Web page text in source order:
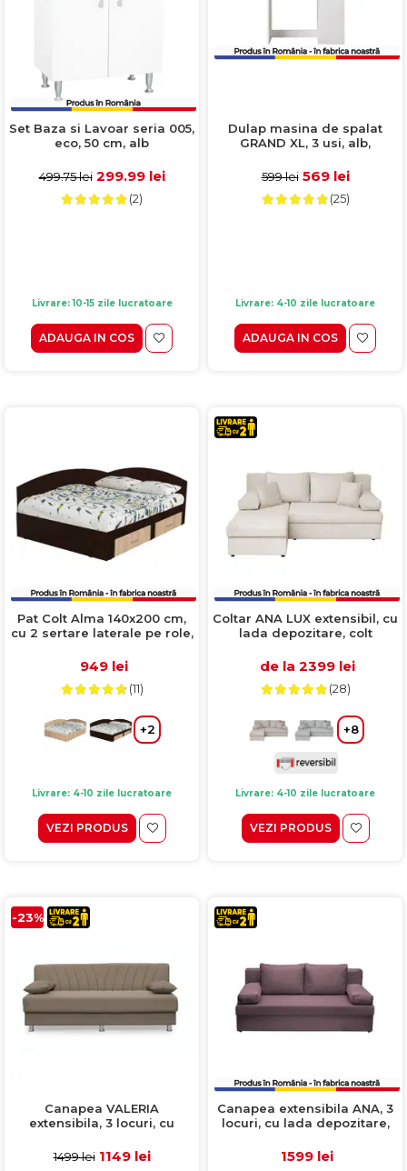
Set Baza si Lavoar seria 005,
eco, 50 cm, alb
499.75 lei 299.99 lei
(2)
Livrare: 10-15 zile lucratoare
ADAUGA IN COS
Dulap masina de spalat
GRAND XL, 3 usi, alb,
599 lei 569 lei
(25)
Livrare: 4-10 zile lucratoare
ADAUGA IN COS
Pat Colt Alma 140x200 cm,
cu 2 sertare laterale pe role,
sonoma inchis + sonoma
949 lei
(11)
+2
Livrare: 4-10 zile lucratoare
VEZI PRODUS
Coltar ANA LUX extensibil, cu
lada depozitare, colt
200x140x83 cm
de la 2399 lei
(28)
+8
Livrare: 4-10 zile lucratoare
VEZI PRODUS
-23%
Canapea VALERIA
extensibila, 3 locuri, cu
cappuccino, 190x82x83 cm
1499 lei 1149 lei
Canapea extensibila ANA, 3
locuri, cu lada depozitare,
1599 lei